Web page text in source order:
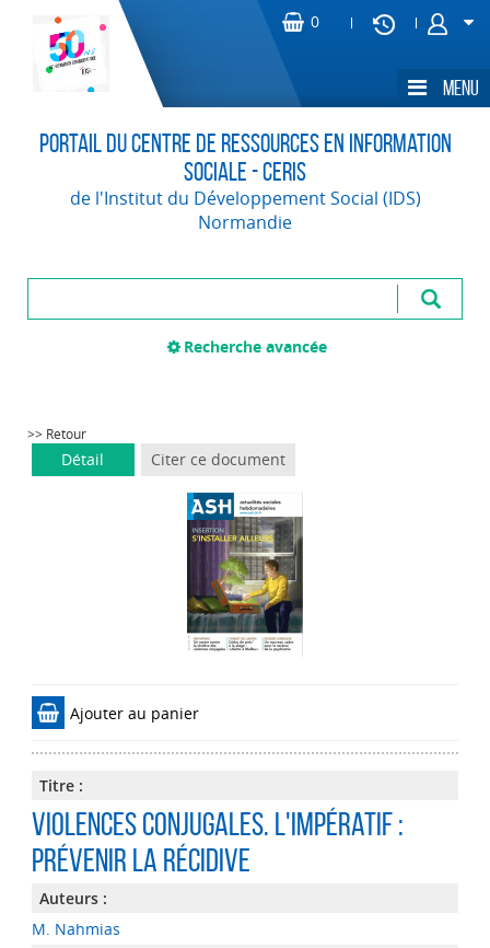
Portail du Centre de Ressources en Information
Sociale - CERIS
de l'Institut du Développement Social (IDS)
Normandie
Recherche avancée
>> Retour
Détail Citer ce document
Ajouter au panier
Titre :
Violences conjugales. L'impératif :
prévenir la récidive
Auteurs :
M. Nahmias